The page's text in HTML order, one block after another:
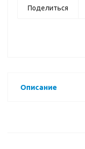
Поделиться
Описание